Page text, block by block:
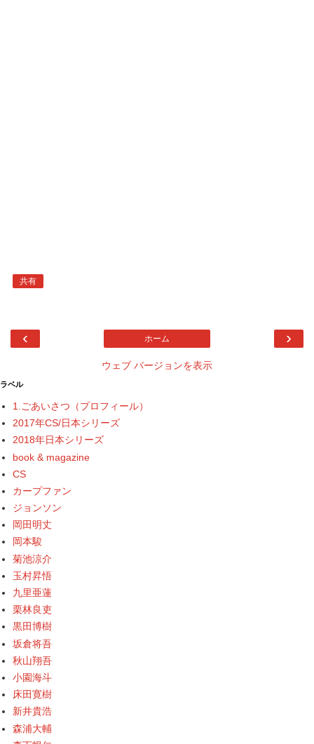
共有
‹ ›
ホーム
ウェブ バージョンを表示
ラベル
1.ごあいさつ（プロフィール）
2017年CS/日本シリーズ
2018年日本シリーズ
book & magazine
CS
カープファン
ジョンソン
岡田明丈
岡本駿
菊池涼介
玉村昇悟
九里亜蓮
栗林良吏
黒田博樹
坂倉将吾
秋山翔吾
小園海斗
床田寛樹
新井貴浩
森浦大輔